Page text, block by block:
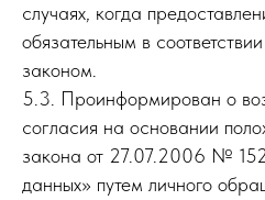
случаях, когда
обязательным в
законом.
5.3. Проинформирован о
согласия на основании
закона от 27.07.2006 №
данных» путем личного